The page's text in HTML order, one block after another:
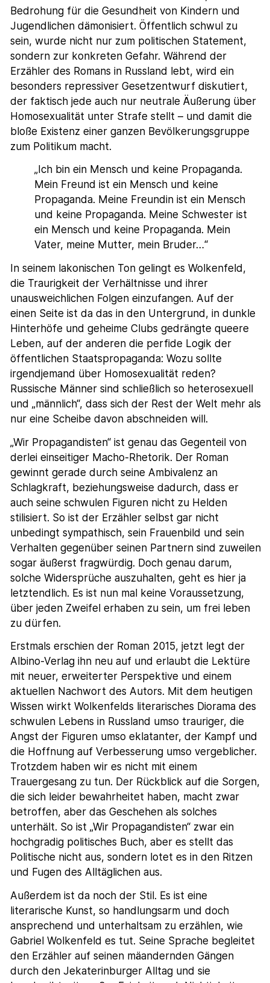
Bedrohung für die Gesundheit von Kindern und
Jugendlichen dämonisiert. Öffentlich schwul zu
sein, wurde nicht nur zum politischen Statement,
sondern zur konkreten Gefahr. Während der
Erzähler des Romans in Russland lebt, wird ein
besonders repressiver Gesetzentwurf diskutiert,
der faktisch jede auch nur neutrale Äußerung über
Homosexualität unter Strafe stellt – und damit die
bloße Existenz einer ganzen Bevölkerungsgruppe
zum Politikum macht.
„Ich bin ein Mensch und keine Propaganda.
Mein Freund ist ein Mensch und keine
Propaganda. Meine Freundin ist ein Mensch
und keine Propaganda. Meine Schwester ist
ein Mensch und keine Propaganda. Mein
Vater, meine Mutter, mein Bruder…“
In seinem lakonischen Ton gelingt es Wolkenfeld,
die Traurigkeit der Verhältnisse und ihrer
unausweichlichen Folgen einzufangen. Auf der
einen Seite ist da das in den Untergrund, in dunkle
Hinterhöfe und geheime Clubs gedrängte queere
Leben, auf der anderen die perfide Logik der
öffentlichen Staatspropaganda: Wozu sollte
irgendjemand über Homosexualität reden?
Russische Männer sind schließlich so heterosexuell
und „männlich“, dass sich der Rest der Welt mehr als
nur eine Scheibe davon abschneiden will.
„Wir Propagandisten“ ist genau das Gegenteil von
derlei einseitiger Macho-Rhetorik. Der Roman
gewinnt gerade durch seine Ambivalenz an
Schlagkraft, beziehungsweise dadurch, dass er
auch seine schwulen Figuren nicht zu Helden
stilisiert. So ist der Erzähler selbst gar nicht
unbedingt sympathisch, sein Frauenbild und sein
Verhalten gegenüber seinen Partnern sind zuweilen
sogar äußerst fragwürdig. Doch genau darum,
solche Widersprüche auszuhalten, geht es hier ja
letztendlich. Es ist nun mal keine Voraussetzung,
über jeden Zweifel erhaben zu sein, um frei leben
zu dürfen.
Erstmals erschien der Roman 2015, jetzt legt der
Albino-Verlag ihn neu auf und erlaubt die Lektüre
mit neuer, erweiterter Perspektive und einem
aktuellen Nachwort des Autors. Mit dem heutigen
Wissen wirkt Wolkenfelds literarisches Diorama des
schwulen Lebens in Russland umso trauriger, die
Angst der Figuren umso eklatanter, der Kampf und
die Hoffnung auf Verbesserung umso vergeblicher.
Trotzdem haben wir es nicht mit einem
Trauergesang zu tun. Der Rückblick auf die Sorgen,
die sich leider bewahrheitet haben, macht zwar
betroffen, aber das Geschehen als solches
unterhält. So ist „Wir Propagandisten“ zwar ein
hochgradig politisches Buch, aber es stellt das
Politische nicht aus, sondern lotet es in den Ritzen
und Fugen des Alltäglichen aus.
Außerdem ist da noch der Stil. Es ist eine
literarische Kunst, so handlungsarm und doch
ansprechend und unterhaltsam zu erzählen, wie
Gabriel Wolkenfeld es tut. Seine Sprache begleitet
den Erzähler auf seinen mäandernden Gängen
durch den Jekaterinburger Alltag und sie